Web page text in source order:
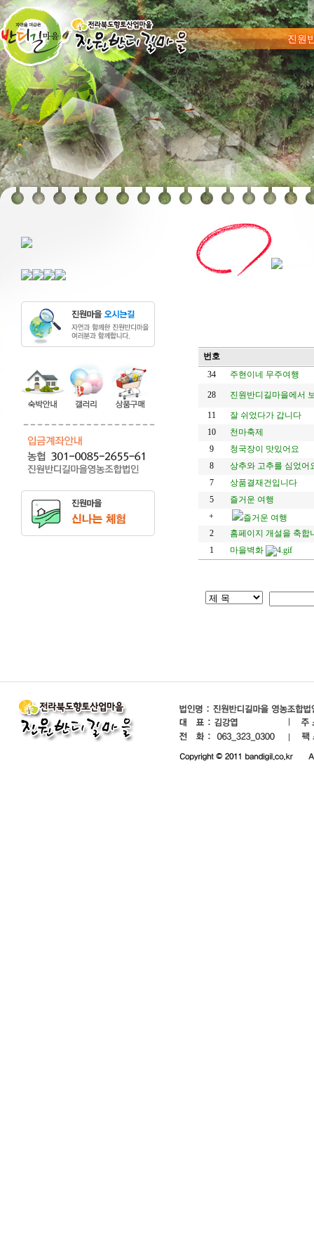
메뉴 건너
진원
마
숯가마찜질 푸른꿈고등학교마을상
번호
34
주현이네 무주여행
28 진원반디길마을에서
11
잘 쉬었다가 갑니다
10
천마축제
9
청국장이 맛있어요
8
상추와 고추를 심었어
7
상품결재건입니다
5
즐거운 여행
+
즐거운 여행
2
홈페이지 개설을 축합
1
마을벽화